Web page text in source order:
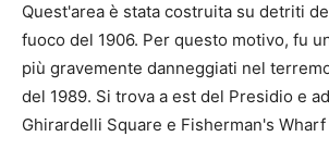
Quest'area è stata costruita su detriti
fuoco del 1906. Per questo motivo, fu
più gravemente danneggiati nel
del 1989. Si trova a est del Presidio e
Ghirardelli Square e Fisherman's Wharf